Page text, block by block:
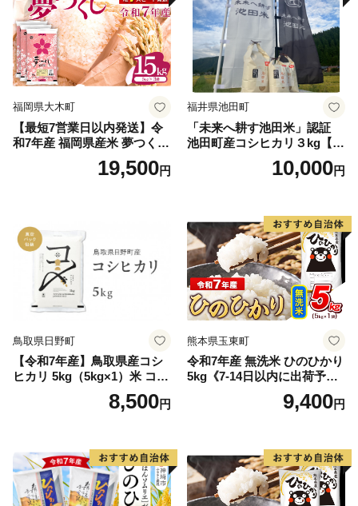
福岡県大木町
【最短7営業日以内発送】令
和7年産 福岡県産米 夢つくし
15kg 精米 ※北海道・沖縄・
19,500円
福井県池田町
「未来へ耕す池田米」認証
池田町産コシヒカリ３kg【お
1人様につき３セットまで】
10,000円
鳥取県日野町
【令和7年産】鳥取県産コシ
ヒカリ 5kg（5kg×1）米 コシ
ヒカリ こしひかり お米 白米
精米 5キロ おこめ こめ コメ
野町産 Elevation
8,500円
熊本県玉東町
令和7年産 無洗米 ひのひかり
5kg《7-14日以内に出荷予定
(土日祝除く)》コメ 米 無洗米
高レビュー｜人気米 熊本県
9,400円